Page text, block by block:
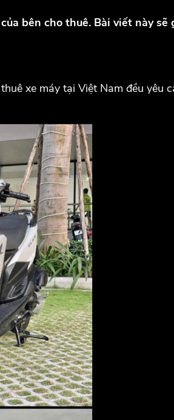
bên cho thuê. Bài viết này sẽ
xe máy tại Việt Nam đều yêu